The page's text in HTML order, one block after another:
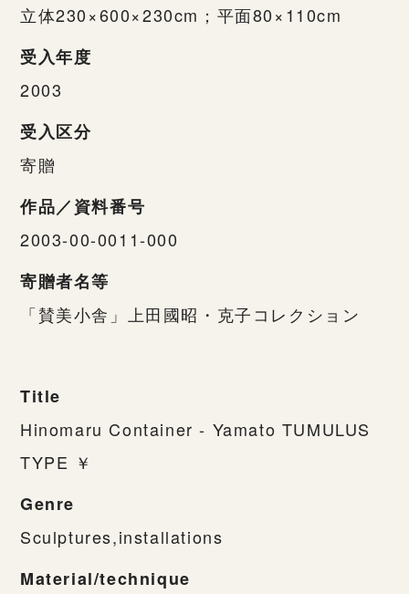
立体230×600×230cm；平面80×110cm
受入年度
2003
受入区分
寄贈
作品／資料番号
2003-00-0011-000
寄贈者名等
「賛美小舎」上田國昭・克子コレクション
Title
Hinomaru Container - Yamato TUMULUS
TYPE ￥
Genre
Sculptures,installations
Material/technique